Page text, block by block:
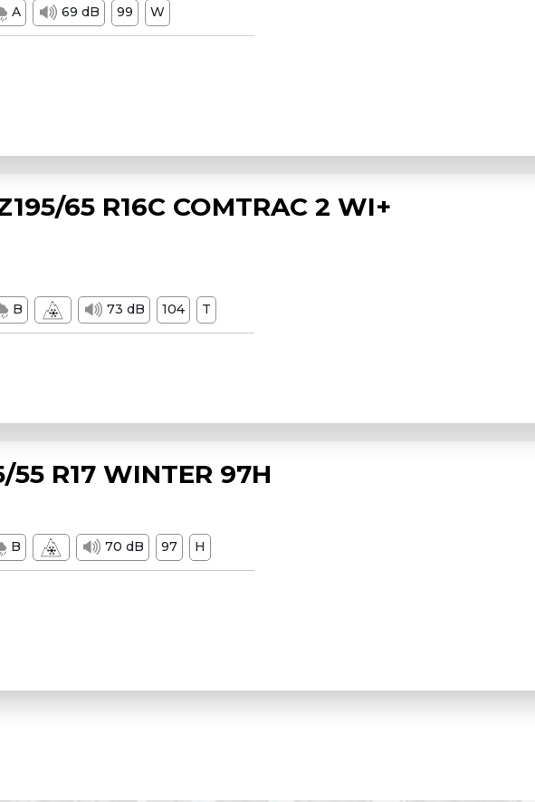
A 69 dB 99 W
65 R16C COMTRAC 2 WI+
B 73 dB 104 T
55 R17 WINTER 97H
B 70 dB 97 H